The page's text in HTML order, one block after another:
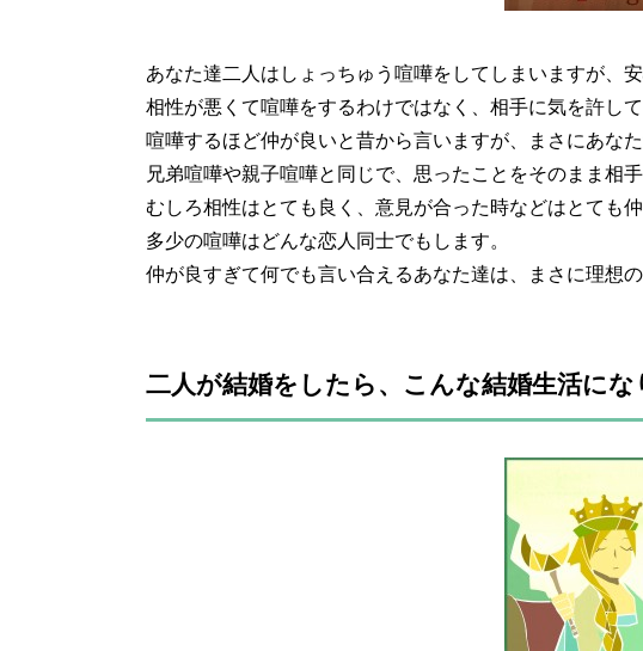
あなた達二人はしょっちゅう喧嘩をしてしまいますが、安
相性が悪くて喧嘩をするわけではなく、相手に気を許し
喧嘩するほど仲が良いと昔から言いますが、まさにあな
兄弟喧嘩や親子喧嘩と同じで、思ったことをそのまま相
むしろ相性はとても良く、意見が合った時などはとても
多少の喧嘩はどんな恋人同士でもします。
仲が良すぎて何でも言い合えるあなた達は、まさに理想
二人が結婚をしたら、こんな結婚生活に